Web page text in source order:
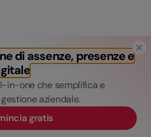
di assenze, presenze e
in-one che semplifica e
aziendale.
gratis